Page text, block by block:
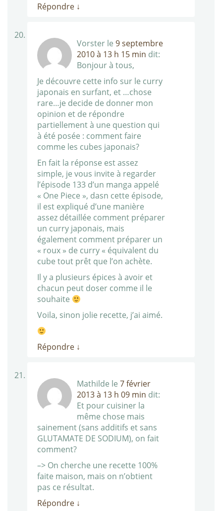
Répondre ↓
Vorster le 9 septembre
2010 à 13 h 15 min dit:
Bonjour à tous,
Je découvre cette info sur le curry
japonais en surfant, et …chose
rare…je decide de donner mon
opinion et de répondre
partiellement à une question qui
à été posée : comment faire
comme les cubes japonais?
En fait la réponse est assez
simple, je vous invite à regarder
l’épisode 133 d’un manga appelé
« One Piece », dasn cette épisode,
il est expliqué d’une manière
assez détaillée comment préparer
un curry japonais, mais
également comment préparer un
« roux » de curry « équivalent du
cube tout prêt que l’on achète.
Il y a plusieurs épices à avoir et
chacun peut doser comme il le
souhaite
Voila, sinon jolie recette, j’ai aimé.
Répondre ↓
Mathilde le 7 février
2013 à 13 h 09 min dit:
Et pour cuisiner la
même chose mais
sainement (sans additifs et sans
GLUTAMATE DE SODIUM), on fait
comment?
–> On cherche une recette 100%
faite maison, mais on n’obtient
pas ce résultat.
Répondre ↓